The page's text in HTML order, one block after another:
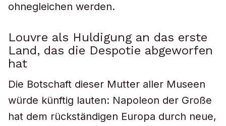
ohnegleichen werden.
Louvre als Huldigung an das erste
Land, das die Despotie abgeworfen
hat
Die Botschaft dieser Mutter aller Museen
würde künftig lauten: Napoleon der Große
hat dem rückständigen Europa durch neue,